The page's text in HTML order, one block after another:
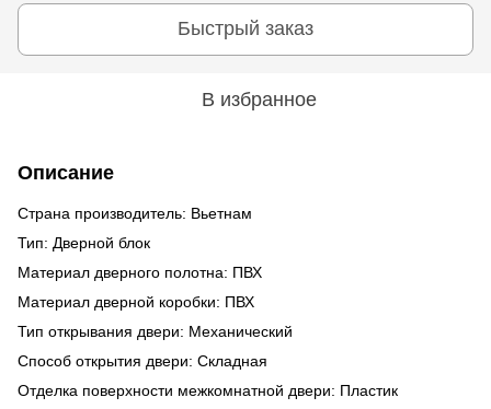
Быстрый заказ
В избранное
Описание
Страна производитель: Вьетнам
Тип: Дверной блок
Материал дверного полотна: ПВХ
Материал дверной коробки: ПВХ
Тип открывания двери: Механический
Способ открытия двери: Складная
Отделка поверхности межкомнатной двери: Пластик